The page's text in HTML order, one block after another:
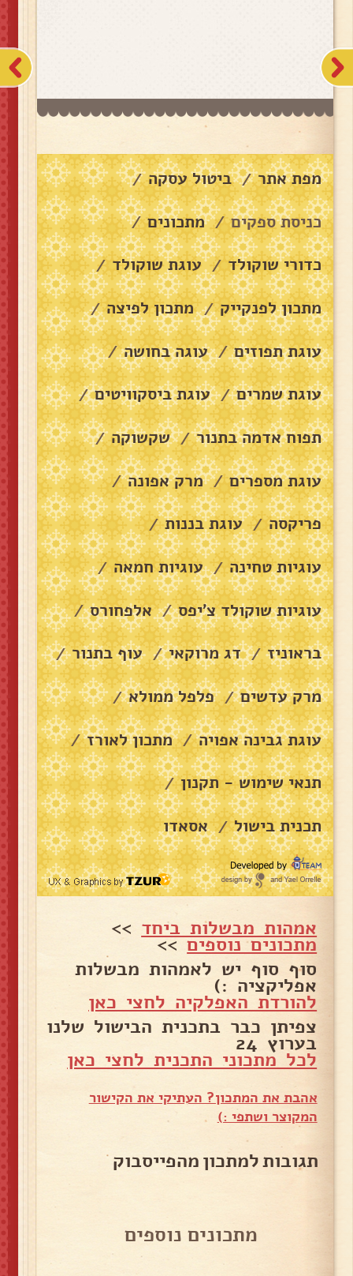
מפת אתר / ביטול עסקה /
כניסת ספקים / מתכונים /
כדורי שוקולד / עוגת שוקולד /
מתכון לפנקייק / מתכון לפיצה /
עוגת תפוזים / עוגה בחושה /
עוגת שמרים / עוגת ביסקוויטים /
תפוח אדמה בתנור / שקשוקה /
עוגת מספרים / מרק אפונה /
פריקסה / עוגת בננות /
עוגיות טחינה / עוגיות חמאה /
עוגיות שוקולד צ׳יפס / אלפחורס /
בראוניז / דג מרוקאי / עוף בתנור /
מרק עדשים / פלפל ממולא /
עוגת גבינה אפויה / מתכון לאורז /
תנאי שימוש - תקנון /
תכנית בישול / אסאדו
אמהות מבשלות ביחד >>
מתכונים נוספים>>
סוף סוף יש לאמהות מבשלות
אפליקציה :)
להורדת האפלקיה לחצי כאן
צפיתן כבר בתכנית הבישול שלנו
בערוץ 24
לכל מתכוני התכנית לחצי כאן
אהבת את המתכון? העתיקי את הקישור
המקוצר ושתפי :)
תגובות למתכון מהפייסבוק
מתכונים נוספים